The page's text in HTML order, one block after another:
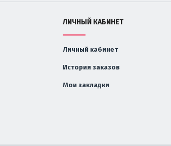
ЛИЧНЫЙ КАБИНЕТ
Личный кабинет
История заказов
Мои закладки